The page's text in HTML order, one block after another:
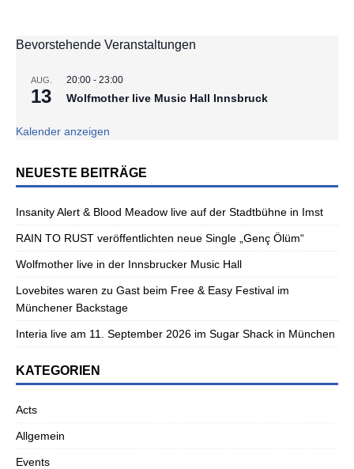
Bevorstehende Veranstaltungen
AUG.
13
20:00 - 23:00
Wolfmother live Music Hall Innsbruck
Kalender anzeigen
NEUESTE BEITRÄGE
Insanity Alert & Blood Meadow live auf der Stadtbühne in Imst
RAIN TO RUST veröffentlichten neue Single „Genç Ölüm“
Wolfmother live in der Innsbrucker Music Hall
Lovebites waren zu Gast beim Free & Easy Festival im
Münchener Backstage
Interia live am 11. September 2026 im Sugar Shack in München
KATEGORIEN
Acts
Allgemein
Events